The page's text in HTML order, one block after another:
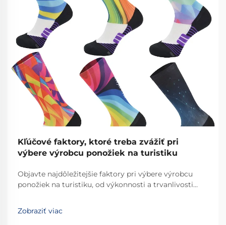
Kľúčové faktory, ktoré treba zvážiť pri
výbere výrobcu ponožiek na turistiku
Objavte najdôležitejšie faktory pri výbere výrobcu
ponožiek na turistiku, od výkonnosti a trvanlivosti
pre kvalitu a inovácie. Dozvedzte sa viac.
Zobraziť viac